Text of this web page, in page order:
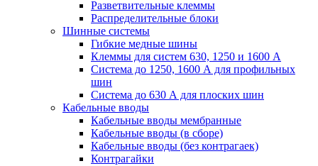
Разветвительные клеммы
Распределительные блоки
Шинные системы
Гибкие медные шины
Клеммы для систем 630, 1250 и 1600 А
Система до 1250, 1600 А для профильных
шин
Система до 630 А для плоских шин
Кабельные вводы
Кабельные вводы мембранные
Кабельные вводы (в сборе)
Кабельные вводы (без контрагаек)
Контрагайки